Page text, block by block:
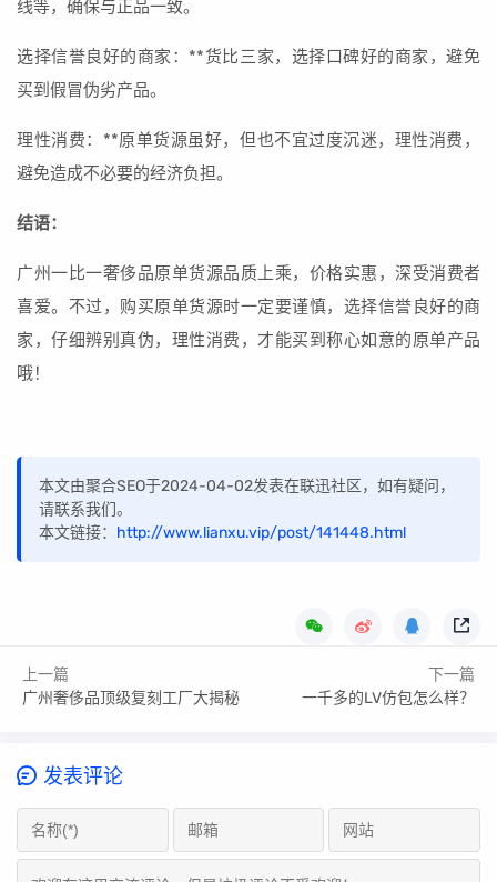
线等，确保与正品一致。
选择信誉良好的商家：**货比三家，选择口碑好的商家，避免
买到假冒伪劣产品。
理性消费：**原单货源虽好，但也不宜过度沉迷，理性消费，
避免造成不必要的经济负担。
结语：
广州一比一奢侈品原单货源品质上乘，价格实惠，深受消费者
喜爱。不过，购买原单货源时一定要谨慎，选择信誉良好的商
家，仔细辨别真伪，理性消费，才能买到称心如意的原单产品
哦！
本文由聚合SEO于2024-04-02发表在联迅社区，如有疑问，
请联系我们。
本文链接： http://www.lianxu.vip/post/141448.html
上一篇
广州奢侈品顶级复刻工厂大揭秘
下一篇
一千多的LV仿包怎么样？
发表评论